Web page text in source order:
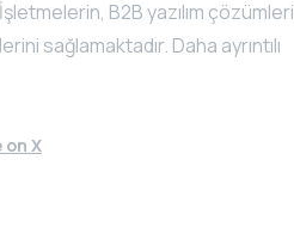
B2B yazılım çözümleri
sağlamaktadır. Daha ayrıntılı
on X